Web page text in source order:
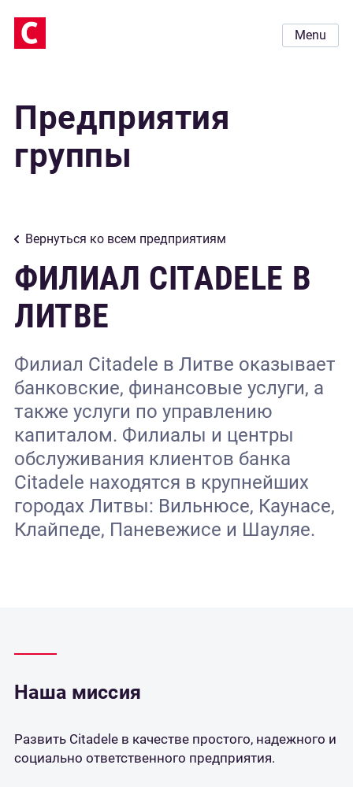
Menu
Предприятия
группы
Вернуться ко всем предприятиям
ФИЛИАЛ CITADELE В
ЛИТВE
Филиал Citadele в Литве оказывает
банковские, финансовые услуги, а
также услуги по управлению
капиталом. Филиалы и центры
обслуживания клиентов банка
Citadele находятся в крупнейших
городах Литвы: Вильнюсе, Каунасе,
Клайпеде, Паневежисе и Шауляе.
Наша миссия
Развить Citadele в качестве простого, надежного и
социально ответственного предприятия.